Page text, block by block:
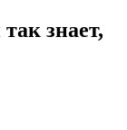
знает,